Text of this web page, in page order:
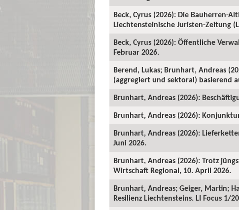
Beck, Cyrus (2026): Die Bauherren-
Liechtensteinische Juristen-Zeitung
Beck, Cyrus (2026): Öffentliche
Februar 2026.
Berend, Lukas; Brunhart, Andreas
(aggregiert und sektoral) basierend
Brunhart, Andreas (2026):
Brunhart, Andreas (2026):
Brunhart, Andreas (2026):
Juni 2026.
Brunhart, Andreas (2026): Trotz
Wirtschaft Regional, 10. April 2026.
Brunhart, Andreas; Geiger, Martin;
Resilienz Liechtensteins. LI Focus 1/